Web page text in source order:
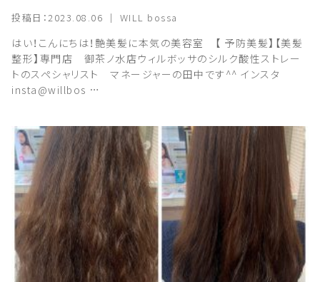
投稿日：2023.08.06 ｜ WILL bossa
はい！こんにちは！艶美髪に本気の美容室 【 予防美髪】【美髪
整形】専門店 御茶ノ水店ウィルボッサのシルク酸性ストレー
トのスペシャリスト マネージャーの田中です^^ インスタ
insta@willbos …